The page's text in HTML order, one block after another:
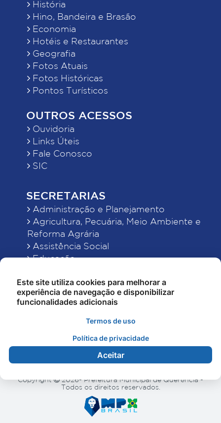
História
Hino, Bandeira e Brasão
Economia
Hotéis e Restaurantes
Geografia
Fotos Atuais
Fotos Históricas
Pontos Turísticos
OUTROS ACESSOS
Ouvidoria
Links Úteis
Fale Conosco
SIC
SECRETARIAS
Administração e Planejamento
Agricultura, Pecuária, Meio Ambiente e
Reforma Agrária
Assistência Social
Educação
Finanças
Indústria, Comércio, Turismo, Ciência e
Tecnologia
Obras Públicas, Estradas e Rodagens
Saúde
Copyright
2026- Prefeitura Municipal de Querência -
Todos os direitos reservados.
Este site utiliza cookies para melhorar a
experiência de navegação e disponibilizar
funcionalidades adicionais
Termos de uso
Política de privacidade
Aceitar